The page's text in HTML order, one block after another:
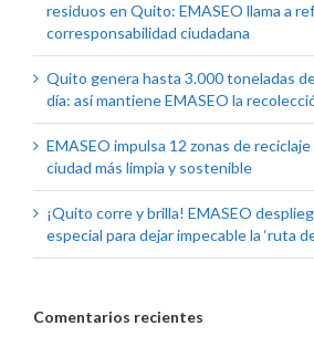
residuos en Quito: EMASEO llama a
corresponsabilidad ciudadana
Quito genera hasta 3.000 toneladas
día: así mantiene EMASEO la
EMASEO impulsa 12 zonas de
ciudad más limpia y sostenible
¡Quito corre y brilla! EMASEO
especial para dejar impecable la ‘ruta
Comentarios recientes